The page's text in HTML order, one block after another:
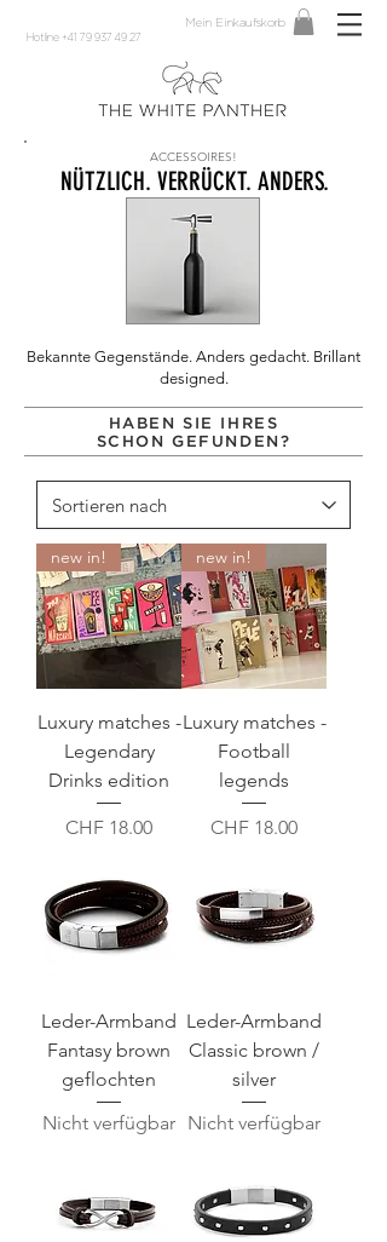
Hotline +41 79 937 49 27
Mein Einkaufskorb
ACCESSOIRES!
NÜTZLICH. VERRÜCKT. ANDERS.
Bekannte Gegenstände. Anders gedacht. Brillant
designed.
HABEN SIE IHRES
SCHON GEFUNDEN?
new in!
Luxury matches -
Legendary
Drinks edition
Preis
CHF 18.00
new in!
Luxury matches -
Football
legends
Preis
CHF 18.00
Leder-Armband
Fantasy brown
geflochten
Nicht verfügbar
Leder-Armband
Classic brown /
silver
Nicht verfügbar